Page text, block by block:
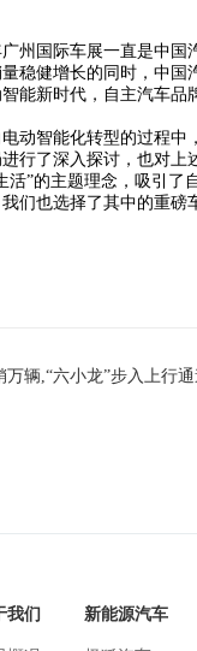
州国际车展一直是中
稳健增长的同时，中
能新时代，自主汽车
动智能化转型的过程
行了深入探讨，也对上
活”的主题理念，吸引
们也选择了其中的重磅
我们 新能源汽车